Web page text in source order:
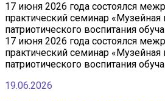
17 июня 2026 года состоялся
практический семинар «Музейная
патриотического воспитания
17 июня 2026 года состоялся
практический семинар «Музейная
патриотического воспитания
19.06.2026